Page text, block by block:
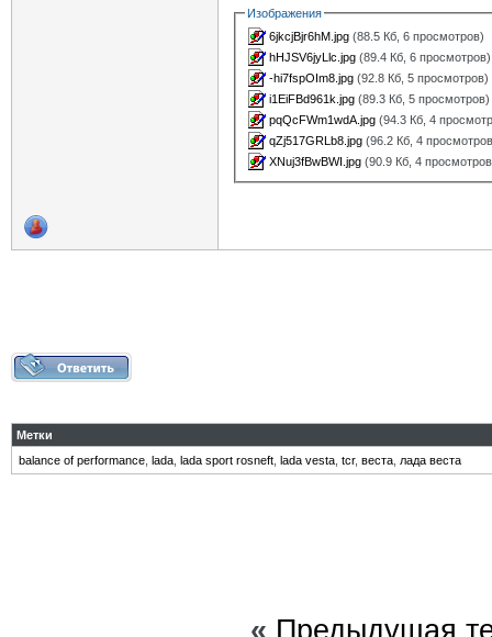
Изображения
6jkcjBjr6hM.jpg (88.5 Кб, 6 просмотров)
hHJSV6jyLlc.jpg (89.4 Кб, 6 просмотров)
-hi7fspOIm8.jpg (92.8 Кб, 5 просмотров)
i1EiFBd961k.jpg (89.3 Кб, 5 просмотров)
pqQcFWm1wdA.jpg (94.3 Кб, 4
qZj517GRLb8.jpg (96.2 Кб, 4
XNuj3fBwBWI.jpg (90.9 Кб, 4
Метки
balance of performance lada lada sport rosneft lada vesta tcr, веста лада веста
« Предыдущая